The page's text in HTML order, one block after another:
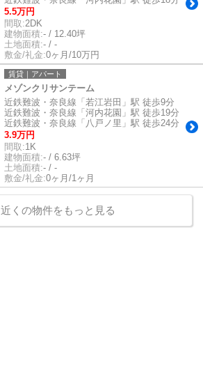
5.5万円
間取:2DK
建物面積:- / 12.40坪
土地面積:- / -
敷金/礼金:0ヶ月/10万円
賃貸｜アパート
メゾンクリサンテーム
近鉄難波・奈良線「若江岩田」駅 徒歩9分
近鉄難波・奈良線「河内花園」駅 徒歩19分
近鉄難波・奈良線「八戸ノ里」駅 徒歩24分
3.9万円
間取:1K
建物面積:- / 6.63坪
土地面積:- / -
敷金/礼金:0ヶ月/1ヶ月
近くの物件をもっと見る